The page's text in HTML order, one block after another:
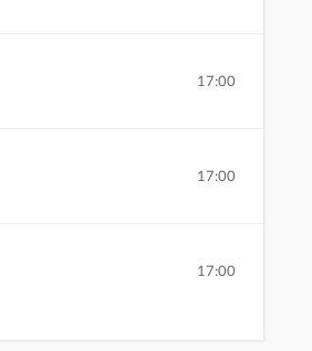
17:00
17:00
17:00